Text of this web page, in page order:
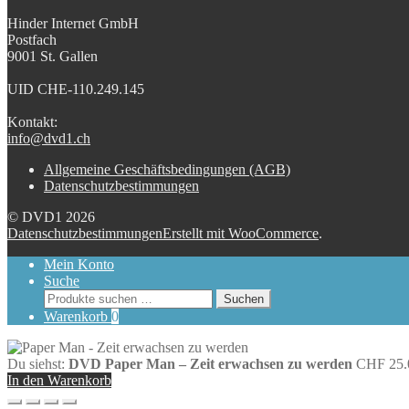
Hinder Internet GmbH
Postfach
9001 St. Gallen
UID CHE-110.249.145
Kontakt:
info@dvd1.ch
Allgemeine Geschäftsbedingungen (AGB)
Datenschutzbestimmungen
© DVD1 2026
DatenschutzbestimmungenErstellt mit WooCommerce.
Mein Konto
Suche
Suchen
nach:
Suchen
Warenkorb 0
Du siehst: DVD Paper Man – Zeit erwachsen zu werden CHF
In den Warenkorb